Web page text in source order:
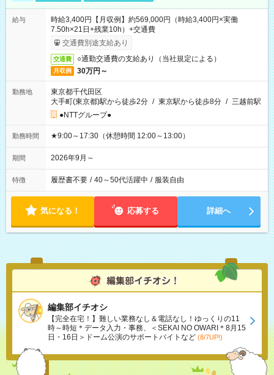
給与
時給3,400円【月収例】約569,000円（時給3,400円×実働
7.50h×21日+残業10h）+交通費
交通費別途支給あり
交通費 ○通勤交通費の支給あり（当社規定による）
月収例 30万円～
勤務地
東京都千代田区
大手町(東京都)駅から徒歩2分 / 東京駅から徒歩8分 / 三越前駅
●NTTグループ●
勤務時間 ★9:00～17:30（休憩時間 12:00～13:00）
期間 2026年9月～
特徴 履歴書不要 / 40～50代活躍中 / 服装自由
気になる！ 応募する 詳細へ
編集部イチオシ
【完全在宅！】難しい業務なし＆電話なし！ゆっくりの11
時～時短＊データ入力・事務、＜SEKAI NO OWARI＊8月15
日・16日＞ドーム公演のサポートバイトなど (8/7UP!)